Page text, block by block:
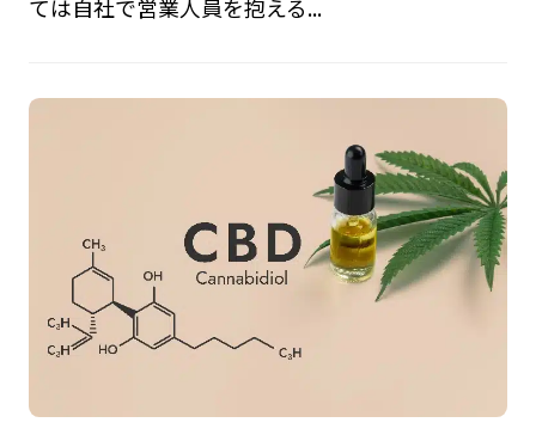
ては自社で営業人員を抱える...